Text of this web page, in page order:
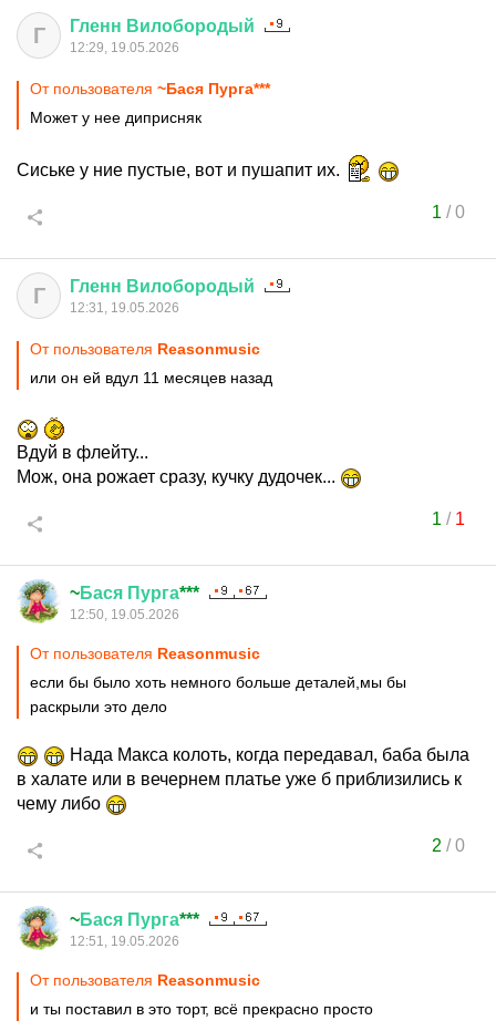
Г Гленн Вилобородый
12:29, 19.05.2026
От пользователя ~Бася Пурга***
Может у нее диприсняк
Сиське у ние пустые, вот и пушапит их.
1 /0
Г Гленн Вилобородый
12:31, 19.05.2026
От пользователя Reasonmusic
или он ей вдул 11 месяцев назад
Вдуй в флейту...
Мож, она рожает сразу, кучку дудочек...
1 / 1
~Бася Пурга***
12:50, 19.05.2026
От пользователя Reasonmusic
если бы было хоть немного больше деталей,мы бы
раскрыли это дело
Нада Макса колоть, когда передавал, баба была
в халате или в вечернем платье уже б приблизились к
чему либо
2 /0
~Бася Пурга***
12:51, 19.05.2026
От пользователя Reasonmusic
и ты поставил в это торт, всё прекрасно просто